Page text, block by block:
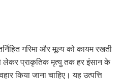
गरिमा और मूल्य को कायम रखती
लेकर प्राकृतिक मृत्यु तक हर इंसान के
किया जाना चाहिए। यह उत्पत्ति